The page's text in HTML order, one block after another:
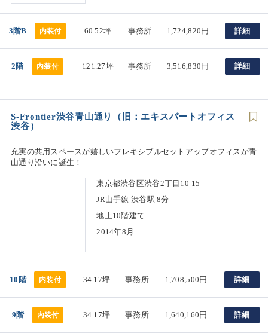
3階B 内装付 60.52坪 事務所 1,724,820円 詳細
2階 内装付 121.27坪 事務所 3,516,830円 詳細
S-Frontier渋谷青山通り（旧：エキスパートオフィス
渋谷）
充実の共用スペースが嬉しいフレキシブルセットアップオフィスが青
山通り沿いに誕生！
東京都渋谷区渋谷2丁目10-15
JR山手線 渋谷駅 8分
地上10階建て
2014年8月
10階 内装付 34.17坪 事務所 1,708,500円 詳細
9階 内装付 34.17坪 事務所 1,640,160円 詳細